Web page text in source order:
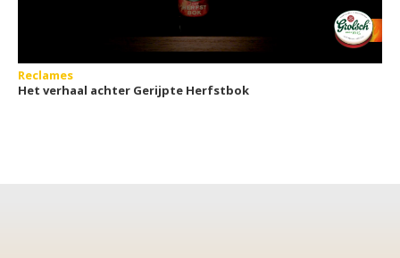
Reclames
Het verhaal achter Gerijpte Herfstbok